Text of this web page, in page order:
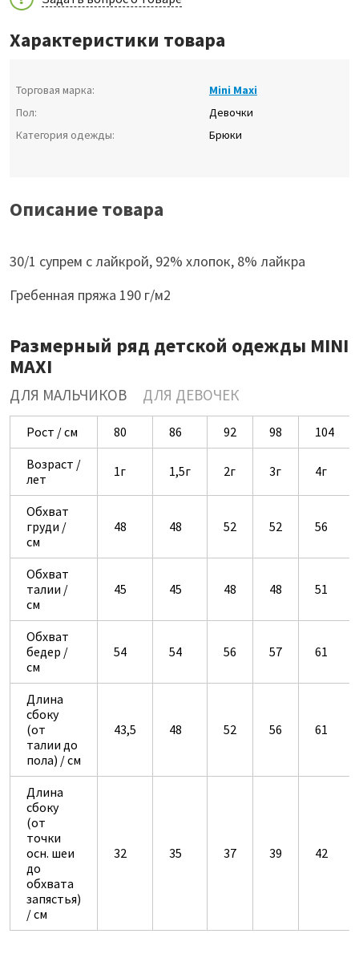
Характеристики товара
Торговая марка:
Mini Maxi
Пол:
Девочки
Категория одежды:
Брюки
Описание товара
30/1 супрем с лайкрой, 92% хлопок, 8% лайкра
Гребенная пряжа 190 г/м2
Размерный ряд детской одежды MINI
MAXI
ДЛЯ МАЛЬЧИКОВ ДЛЯ ДЕВОЧЕК
Рост / см 80 86 92 98
104
Возраст /
лет
1г 1,5г 2г 3г 4г
Обхват
груди /
см
48 48 52 52 56
Обхват
талии /
см
45 45 48 48 51
Обхват
бедер /
см
54 54 56 57 61
Длина
сбоку
(от
талии до
пола) / см
43,5 48 52 56 61
Длина
сбоку
(от
точки
осн. шеи
до
обхвата
запястья)
/ см
32 35 37 39 42